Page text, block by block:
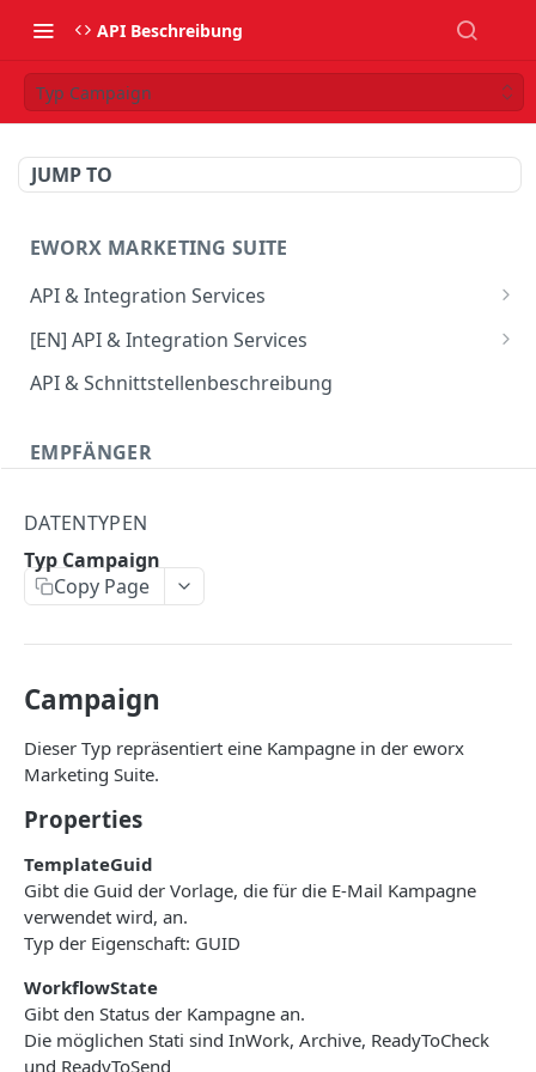
API Beschreibung
Typ Campaign
JUMP TO
EWORX MARKETING SUITE
API & Integration Services
Verwendung des JSON Webservice
Verwendung des SOAP Webservice
CRM Connector
[EN] API & Integration Services
[EN] Using the JSON web service
[EN] API Update-Info
API & Schnittstellenbeschreibung
EMPFÄNGER
DeleteProfile
ExportSubscribersWithFormFields
GetBouncesOfSubscriber
GetEventsOfSubscriber
GetLastLinkClickOfSubscriber
GetLastOpeningOfSubscriber
GetLastSentCampaignToSubscriber
GetLinkClicksOfSubscriber
GetOpeningsOfSubscriber
DATENTYPEN
Typ Campaign
Copy Page
Campaign
Dieser Typ repräsentiert eine Kampagne in der eworx
Marketing Suite.
Properties
TemplateGuid
Gibt die Guid der Vorlage, die für die E-Mail Kampagne
verwendet wird, an.
Typ der Eigenschaft: GUID
WorkflowState
Gibt den Status der Kampagne an.
Die möglichen Stati sind InWork, Archive, ReadyToCheck
und ReadyToSend